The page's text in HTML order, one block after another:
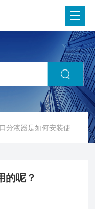
液器是如何安装使用的呢？
的呢？